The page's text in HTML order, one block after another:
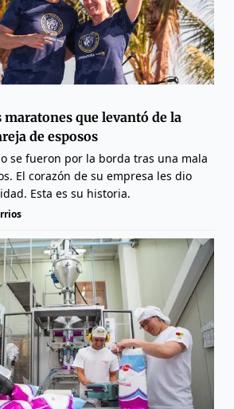
maratones que levantó de la
de esposos
se fueron por la borda tras una mala
El corazón de su empresa les dio
Esta es su historia.